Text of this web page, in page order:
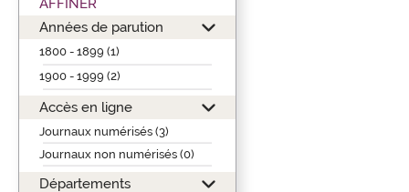
Années de parution
1800 - 1899 (1)
1900 - 1999 (2)
Accès en ligne
Journaux numérisés (3)
Journaux non numérisés (0)
Départements